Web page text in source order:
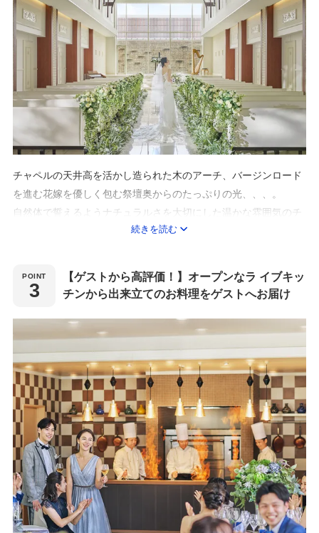
チャペルの天井高を活かし造られた木のアーチ、バージンロード
を進む花嫁を優しく包む祭壇奥からのたっぷりの光、、、。
自然体で誓えるようナチュラルさを大切にした温かな雰囲気のチ
ャペルはまさに大切な一日にふさわしい空間。
最高の瞬間をさらに輝かせます。
続きを読む
【ゲストから高評価！】オープンなラ イブキッ
チンから出来立てのお料理をゲストへお届け